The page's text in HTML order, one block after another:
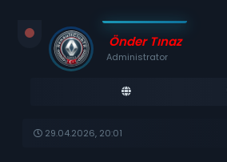
Önder Tınaz
Administrator
29.04.2026, 20:01